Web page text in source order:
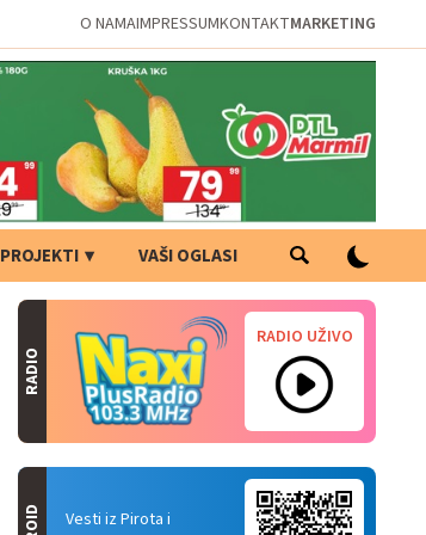
O NAMAIMPRESSUMKONTAKTMARKETING
PROJEKTI VAŠI OGLASI
RADIO
RADIO UŽIVO
Vesti iz Pirota i